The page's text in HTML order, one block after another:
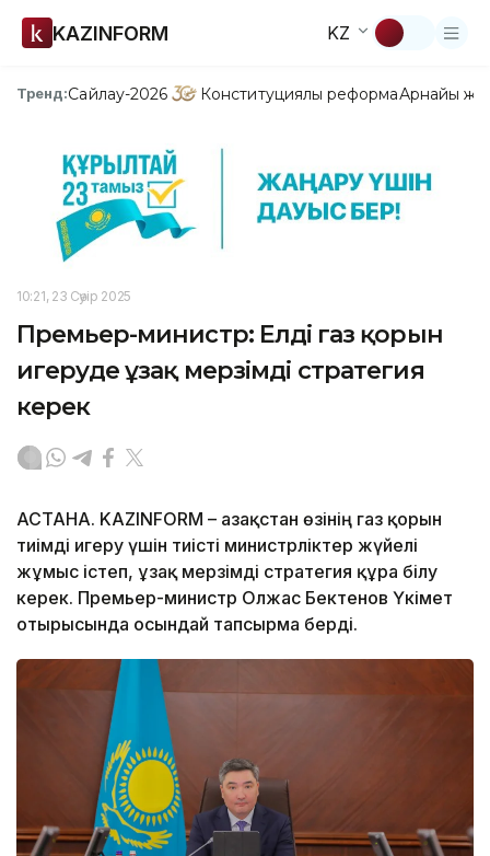
KAZINFORM KZ
Тренд:Сайлау-2026 Конституциялық реформаАрнайы
10:21, 23 Сәуір 2025
Премьер-министр: Елдің газ қорын
игеруде ұзақ мерзімді стратегия
керек
АСТАНА. KAZINFORM – Қазақстан өзінің газ қорын
тиімді игеру үшін тиісті министрліктер жүйелі
жұмыс істеп, ұзақ мерзімді стратегия құра білу
керек. Премьер-министр Олжас Бектенов Үкімет
отырысында осындай тапсырма берді.